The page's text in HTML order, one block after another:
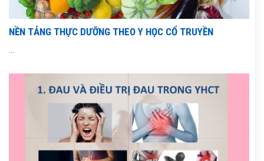
NỀN TẢNG THỰC DƯỠNG THEO Y HỌC CỔ TRUYỀN